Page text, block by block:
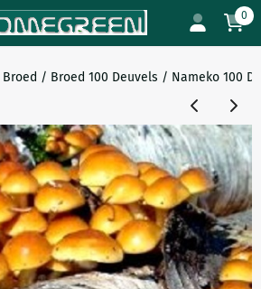
Kies instellingen of sta0
/ Broed 100 Deuvels / Nameko 100